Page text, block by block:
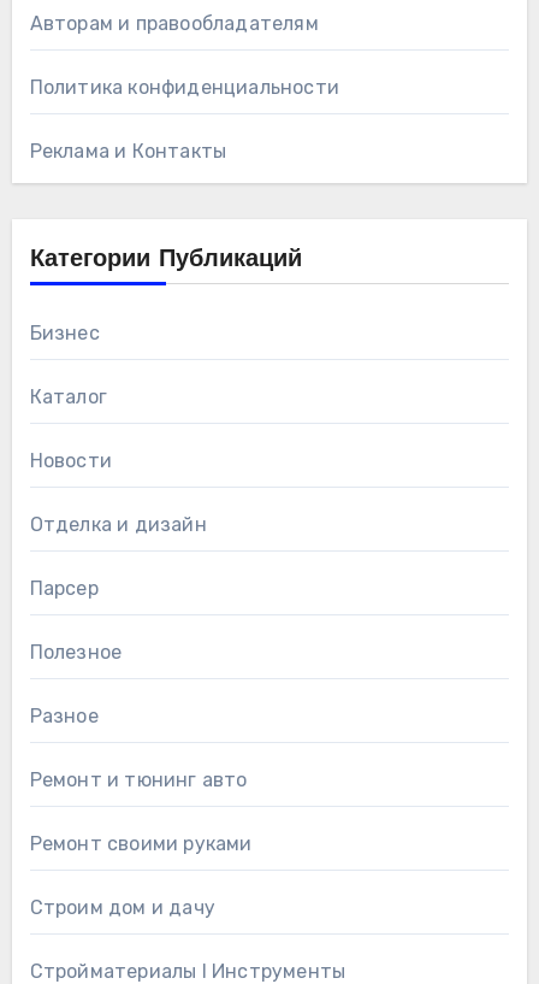
Авторам и правообладателям
Политика конфиденциальности
Реклама и Контакты
Категории Публикаций
Бизнес
Каталог
Новости
Отделка и дизайн
Парсер
Полезное
Разное
Ремонт и тюнинг авто
Ремонт своими руками
Строим дом и дачу
Стройматериалы l Инструменты